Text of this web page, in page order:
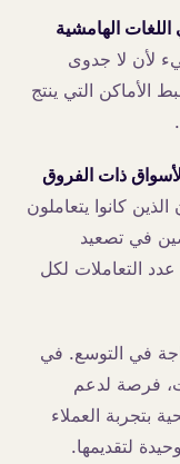
الهامشية
لأن لا جدوى
التي ينتج
ذات الفروق
كانوا يتعاملون
في تصعيد
التعاملات لكل
في التوسع. في
فرصة لدعم
بتجربة العملاء
لتقديمها.